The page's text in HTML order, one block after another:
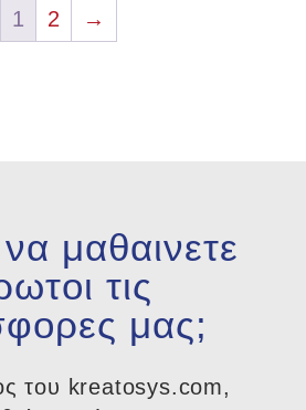
1 2 →
μαθαινετε
τις
μας;
του kreatosys.com,